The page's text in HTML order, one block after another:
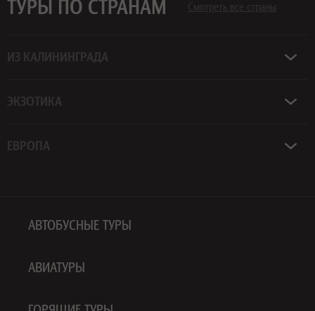
ТУРЫ ПО СТРАНАМ Смотреть все страны
ИЗ КАЛИНИНГРАДА
ЭКЗОТИКА
ЕВРОПА
АВТОБУСНЫЕ ТУРЫ
АВИАТУРЫ